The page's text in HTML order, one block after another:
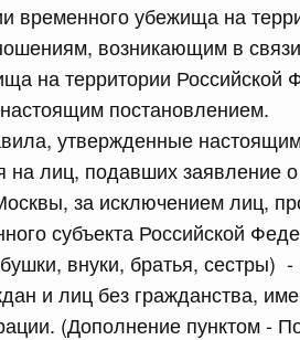
временного убежища на
возникающим в
на территории Российской
постановлением.
утвержденные
на лиц, подавших заявление
за исключением лиц,
субъекта Российской
внуки, братья, сестры)
и лиц без гражданства,
(Дополнение пунктом -
Федерации от 22.07.2026
Российской Федерации
Федерации от 22.07.2026
Российской Федерации в
июля, вторник